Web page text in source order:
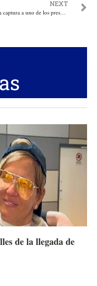
NEXT
Policía captura a uno de los presuntos asesinos de un joven de 19 años en el barrio El Prado
de la llegada de